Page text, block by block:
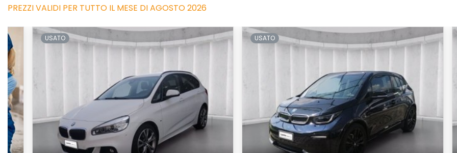
PREZZI VALIDI PER TUTTO IL MESE DI AGOSTO 2026
USATO USATO